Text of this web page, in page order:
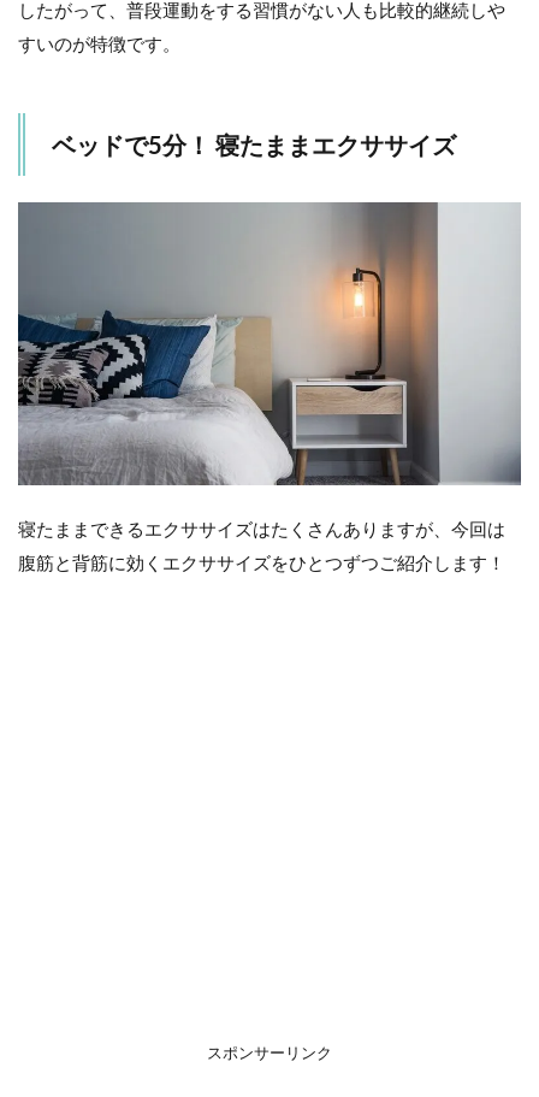
したがって、普段運動をする習慣がない人も比較的継続しや
すいのが特徴です。
ベッドで5分！ 寝たままエクササイズ
寝たままできるエクササイズはたくさんありますが、今回は
腹筋と背筋に効くエクササイズをひとつずつご紹介します！
スポンサーリンク